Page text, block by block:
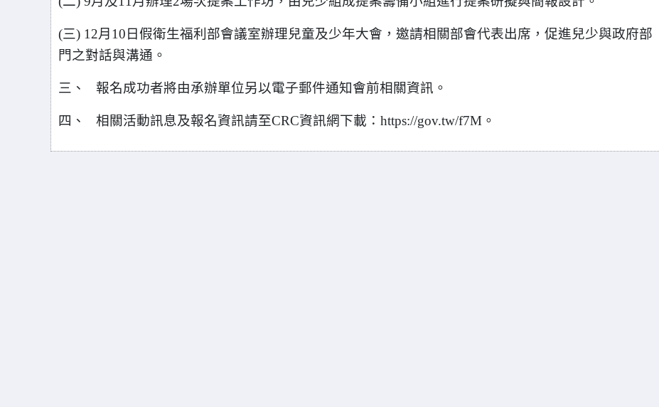
(三) 12月10日假衛生福利部會議室辦理兒童及少年大會，邀請相關部會代表出席，促進兒少與政府部
門之對話與溝通。
三、 報名成功者將由承辦單位另以電子郵件通知會前相關資訊。
四、 相關活動訊息及報名資訊請至CRC資訊網下載：https://gov.tw/f7M。